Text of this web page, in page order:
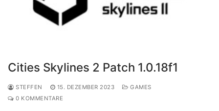
Cities Skylines 2 Patch 1.0.18f1
STEFFEN 15. DEZEMBER 2023
GAMES
0 KOMMENTARE